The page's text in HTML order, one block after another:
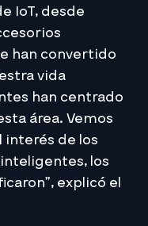
IoT, desde
han convertido
vida
han centrado
área. Vemos
interés de los
los
explicó el